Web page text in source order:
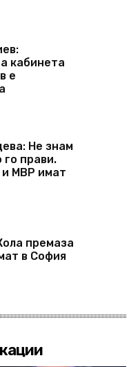
кабинета
е
Не знам
го прави.
МВР имат
премаза
в София